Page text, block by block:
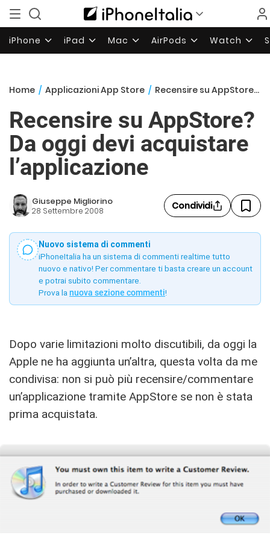
iPhone iPad Mac AirPods Watch
Home / Applicazioni App Store / Recensire su AppStore? Da oggi devi acquistare l’applicazione
Recensire su AppStore?
Da oggi devi acquistare
l’applicazione
Giuseppe Migliorino
28 Settembre 2008 Condividi
Nuovo sistema di commenti
iPhoneItalia ha un sistema di commenti realtime tutto
nuovo e nativo! Per commentare ti basta creare un account
e potrai subito commentare.
Prova la nuova sezione commenti!
Dopo varie limitazioni molto discutibili, da oggi la
Apple ne ha aggiunta un’altra, questa volta da me
condivisa: non si può più recensire/commentare
un’applicazione tramite AppStore se non è stata
prima acquistata.